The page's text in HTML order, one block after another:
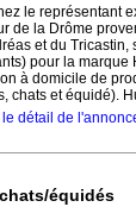
le représentant
de la Drôme
et du Tricastin,
pour la marque
à domicile de
chats et équidé).
le détail de
équidés